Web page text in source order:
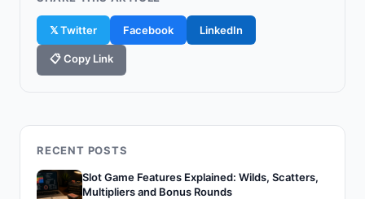
𝕏 Twitter Facebook LinkedIn
📋 Copy Link
RECENT POSTS
Slot Game Features Explained: Wilds, Scatters,
Multipliers and Bonus Rounds